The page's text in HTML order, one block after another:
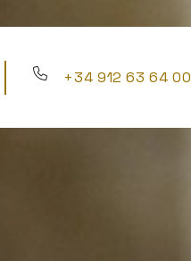
+34 912 63 64 00